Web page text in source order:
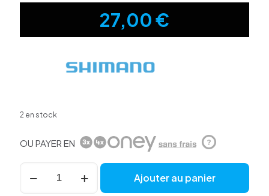
27,00€
2 en stock
OU PAYER EN ?
quantité
Plaquettes
Ajouter au panier